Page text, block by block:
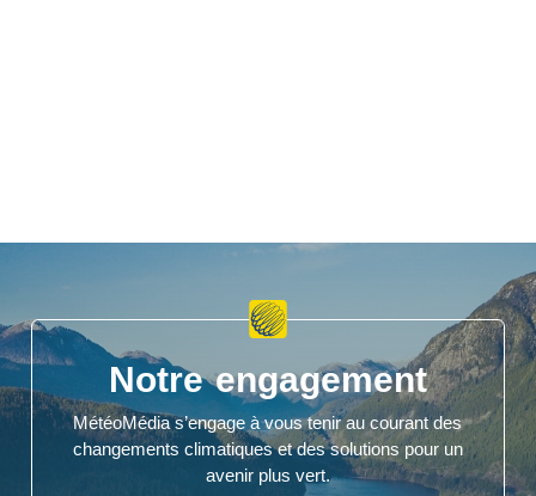
Notre engagement
MétéoMédia s’engage à vous tenir au courant des
changements climatiques et des solutions pour un
avenir plus vert.